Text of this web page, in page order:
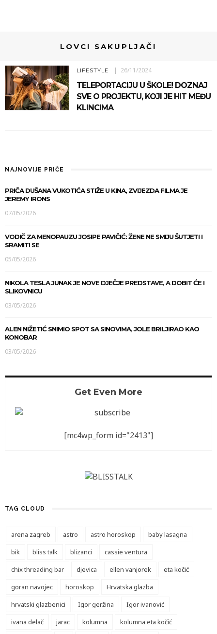
LOVCI SAKUPLJAČI
LIFESTYLE 26/11/2024
TELEPORTACIJU U ŠKOLE! DOZNAJ
SVE O PROJEKTU, KOJI JE HIT MEĐU
KLINCIMA
NAJNOVIJE PRIČE
PRIČA DUŠANA VUKOTIĆA STIŽE U KINA, ZVIJEZDA FILMA JE
JEREMY IRONS
07/05/2026
VODIČ ZA MENOPAUZU JOSIPE PAVIČIĆ: ŽENE NE SMIJU ŠUTJETI I
SRAMITI SE
05/05/2026
NIKOLA TESLA JUNAK JE NOVE DJEČJE PREDSTAVE, A DOBIT ĆE I
SLIKOVNICU
03/05/2026
ALEN NIŽETIĆ SNIMIO SPOT SA SINOVIMA, JOLE BRILJIRAO KAO
KONOBAR
03/05/2026
Get Even More
[mc4wp_form id="2413"]
TAG CLOUD
arena zagreb astro astro horoskop
baby lasagna
bik
bliss talk blizanci
cassie ventura
chix threading bar
djevica ellen vanjorek
eta kočić
goran navojec
horoskop
Hrvatska glazba
hrvatski glazbenici
Igor geržina
Igor ivanović
ivana delač
jarac kolumna
kolumna eta kočić